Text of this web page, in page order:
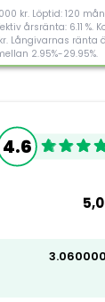
kr. Löptid: 120
årsränta: 6.11 %.
Långivarnas ränta
2.95%-29.95%.
5
4.6